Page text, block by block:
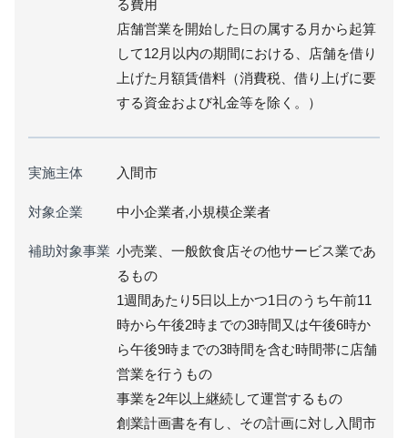
る費用
店舗営業を開始した日の属する月から起算
して12月以内の期間における、店舗を借り
上げた月額賃借料（消費税、借り上げに要
する資金および礼金等を除く。）
実施主体 入間市
対象企業 中小企業者,小規模企業者
補助対象事業 小売業、一般飲食店その他サービス業であ
るもの
1週間あたり5日以上かつ1日のうち午前11
時から午後2時までの3時間又は午後6時か
ら午後9時までの3時間を含む時間帯に店舗
営業を行うもの
事業を2年以上継続して運営するもの
創業計画書を有し、その計画に対し入間市